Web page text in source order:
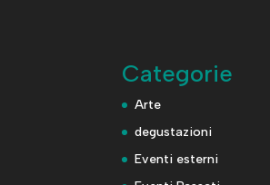
Categorie
Arte
degustazioni
Eventi esterni